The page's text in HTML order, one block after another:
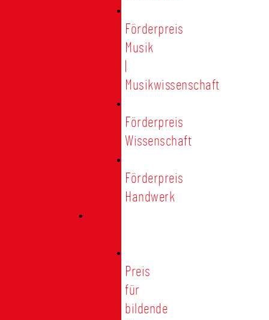
Förderpreis
Musik
Musikwissenschaft
Förderpreis
Wissenschaft
Förderpreis
Handwerk
Preis
für
bildende